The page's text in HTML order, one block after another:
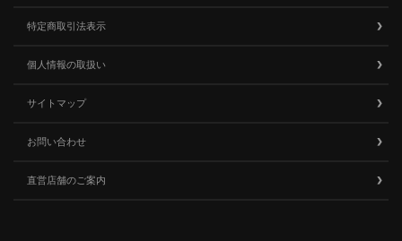
特定商取引法表示
個人情報の取扱い
サイトマップ
お問い合わせ
直営店舗のご案内